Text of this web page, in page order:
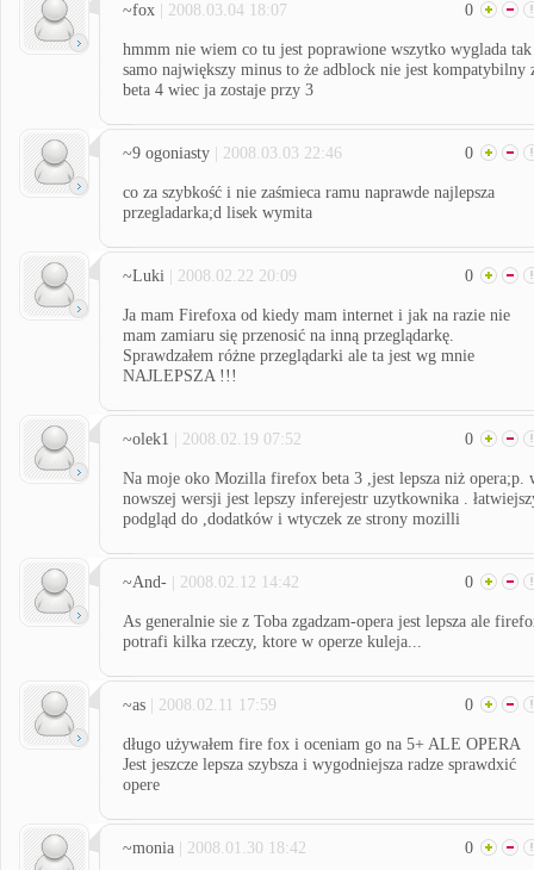
~fox | 2008.03.04 18:07 0
hmmm nie wiem co tu jest poprawione wszytko wyglada tak
samo największy minus to że adblock nie jest kompatybilny
beta 4 wiec ja zostaje przy 3
~9 ogoniasty | 2008.03.03 22:46 0
co za szybkość i nie zaśmieca ramu naprawde najlepsza
przegladarka;d lisek wymita
~Luki | 2008.02.22 20:09 0
Ja mam Firefoxa od kiedy mam internet i jak na razie nie
mam zamiaru się przenosić na inną przeglądarkę.
Sprawdzałem różne przeglądarki ale ta jest wg mnie
NAJLEPSZA !!!
~olek1 | 2008.02.19 07:52 0
Na moje oko Mozilla firefox beta 3 ,jest lepsza niż opera;p.
nowszej wersji jest lepszy inferejestr uzytkownika .
podgląd do ,dodatków i wtyczek ze strony mozilli
~And- | 2008.02.12 14:42 0
As generalnie sie z Toba zgadzam-opera jest lepsza ale
potrafi kilka rzeczy, ktore w operze kuleja...
~as | 2008.02.11 17:59 0
długo używałem fire fox i oceniam go na 5+ ALE OPERA
Jest jeszcze lepsza szybsza i wygodniejsza radze sprawdxić
opere
~monia | 2008.01.30 18:42 0